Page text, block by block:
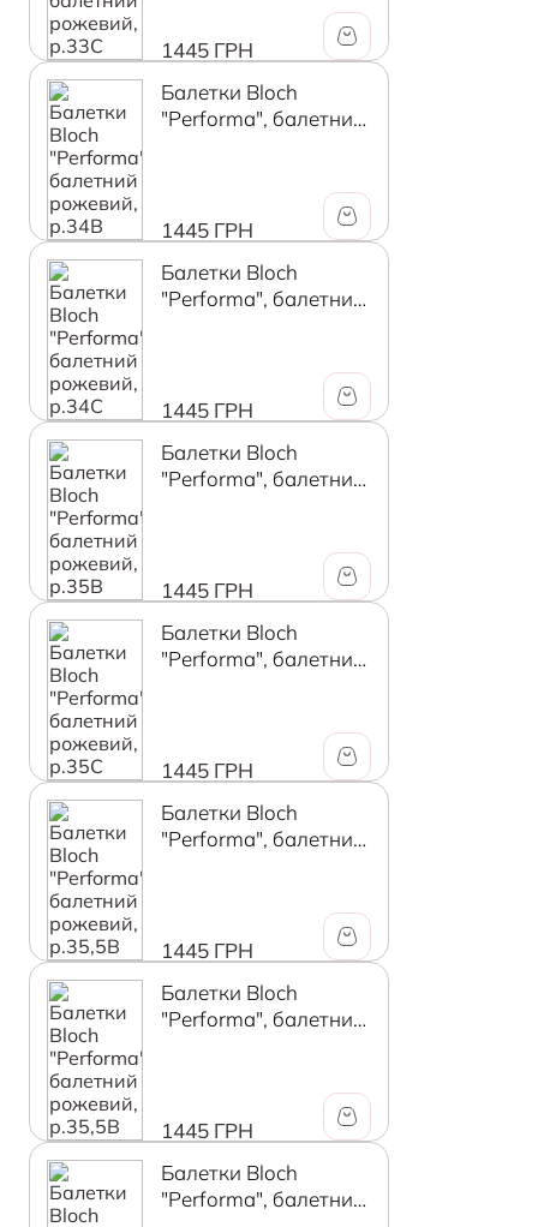
1445 ГРН
Балетки Bloch
"Performa", балетний
1445 ГРН
Балетки Bloch
"Performa", балетний
1445 ГРН
Балетки Bloch
"Performa", балетний
1445 ГРН
Балетки Bloch
"Performa", балетний
1445 ГРН
Балетки Bloch
"Performa", балетний
1445 ГРН
Балетки Bloch
"Performa", балетний
1445 ГРН
Балетки Bloch
"Performa", балетний